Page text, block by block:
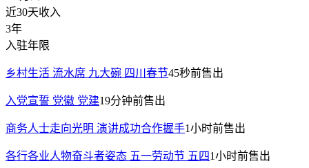
近30天收入
3年
入驻年限
乡村生活 流水席 九大碗 四川春节45秒前售出
入党宣誓 党徽 党建19分钟前售出
商务人士走向光明 演讲成功合作握手1小时前售出
各行各业人物奋斗者姿态 五一劳动节 五四1小时前售出